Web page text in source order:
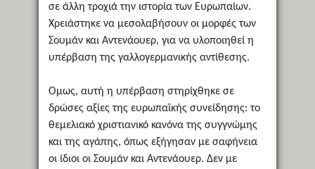
σε άλλη τροχιά την ιστορία των Ευρωπαίων.
Χρειάστηκε να μεσολαβήσουν οι μορφές των
Σουμάν και Αντενάουερ, για να υλοποιηθεί η
υπέρβαση της γαλλογερμανικής αντίθεσης.
Ομως, αυτή η υπέρβαση στηρίχθηκε σε
δρώσες αξίες της ευρωπαϊκής συνείδησης: το
θεμελιακό χριστιανικό κανόνα της συγγνώμης
και της αγάπης, όπως εξήγησαν με σαφήνεια
οι ίδιοι οι Σουμάν και Αντενάουερ. Δεν με